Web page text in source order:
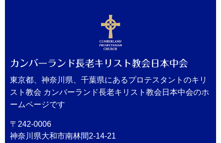
カンバーランド長老キリスト教会日本中会
東京都、神奈川県、千葉県にあるプロテスタントのキリ
スト教会 カンバーランド長老キリスト教会日本中会のホ
ームページです
〒242-0006
神奈川県大和市南林間2-14-21